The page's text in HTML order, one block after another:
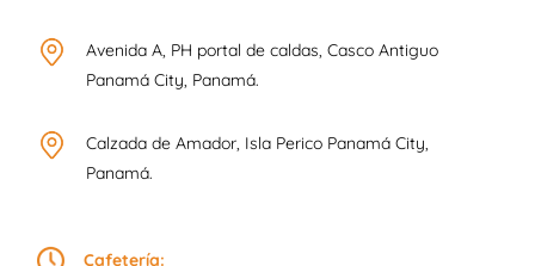
Avenida A, PH portal de caldas, Casco Antiguo
Panamá City, Panamá.
Calzada de Amador, Isla Perico Panamá City,
Panamá.
Cafetería: